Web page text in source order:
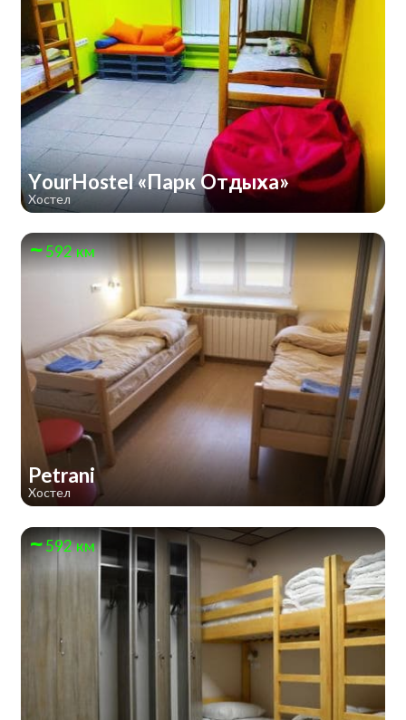
YourHostel «Парк Отдыха»
Хостел
592 км
Petrani
Хостел
592 км